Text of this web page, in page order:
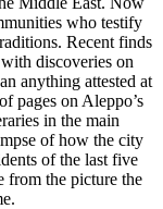
who testify
Recent finds
discoveries on
anything attested at
pages on Aleppo’s
in the main
of how the city
of the last five
from the picture the